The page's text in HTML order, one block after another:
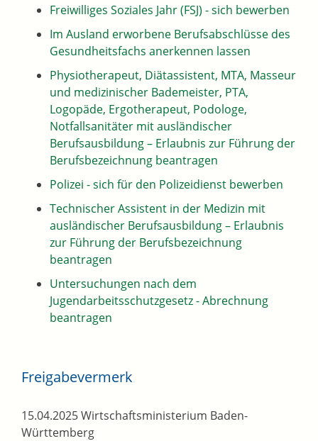
Freiwilliges Soziales Jahr (FSJ) - sich bewerben
Im Ausland erworbene Berufsabschlüsse des
Gesundheitsfachs anerkennen lassen
Physiotherapeut, Diätassistent, MTA, Masseur
und medizinischer Bademeister, PTA,
Logopäde, Ergotherapeut, Podologe,
Notfallsanitäter mit ausländischer
Berufsausbildung – Erlaubnis zur Führung der
Berufsbezeichnung beantragen
Polizei - sich für den Polizeidienst bewerben
Technischer Assistent in der Medizin mit
ausländischer Berufsausbildung – Erlaubnis
zur Führung der Berufsbezeichnung
beantragen
Untersuchungen nach dem
Jugendarbeitsschutzgesetz - Abrechnung
beantragen
Freigabevermerk
15.04.2025 Wirtschaftsministerium Baden-
Württemberg